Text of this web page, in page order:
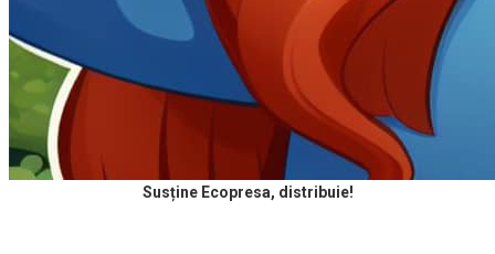
Susține Ecopresa, distribuie!